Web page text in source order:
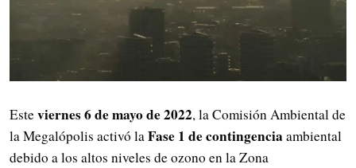
Esteviernes 6 de mayo de 2022, la Comisión Ambiental de
la Megalópolis activó laFase 1 de contingencia ambiental
debido a los altos niveles de ozono en la Zona